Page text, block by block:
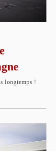
longtemps !